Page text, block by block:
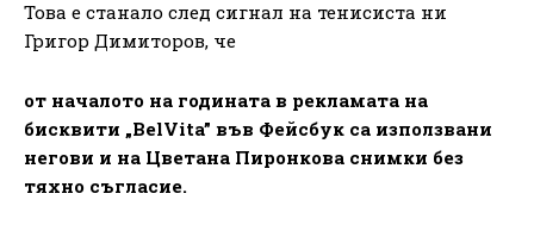
Това е станало след сигнал на тенисиста ни
Григор Димиторов, че
от началото на годината в рекламата на
бисквити „BelVita” във Фейсбук са използвани
негови и на Цветана Пиронкова снимки без
тяхно съгласие.